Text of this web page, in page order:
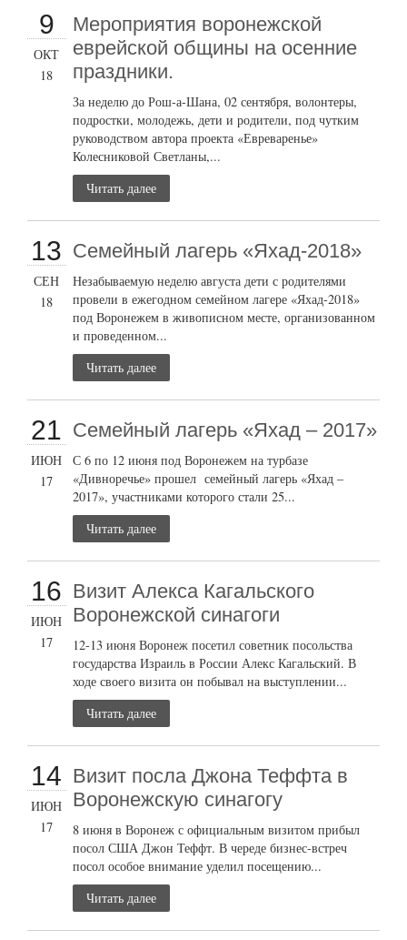
9
ОКТ
18
Мероприятия воронежской
еврейской общины на осенние
праздники.
За неделю до Рош-а-Шана, 02 сентября, волонтеры,
подростки, молодежь, дети и родители, под чутким
руководством автора проекта «Евреваренье»
Колесниковой Светланы,...
Читать далее
13
СЕН
18
Семейный лагерь «Яхад-2018»
Незабываемую неделю августа дети с родителями
провели в ежегодном семейном лагере «Яхад-2018»
под Воронежем в живописном месте, организованном
и проведенном...
Читать далее
21
ИЮН
17
Семейный лагерь «Яхад – 2017»
С 6 по 12 июня под Воронежем на турбазе
«Дивноречье» прошел семейный лагерь «Яхад –
2017», участниками которого стали 25...
Читать далее
16
ИЮН
17
Визит Алекса Кагальского
Воронежской синагоги
12-13 июня Воронеж посетил советник посольства
государства Израиль в России Алекс Кагальский. В
ходе своего визита он побывал на выступлении...
Читать далее
14
ИЮН
17
Визит посла Джона Теффта в
Воронежскую синагогу
8 июня в Воронеж с официальным визитом прибыл
посол США Джон Теффт. В череде бизнес-встреч
посол особое внимание уделил посещению...
Читать далее